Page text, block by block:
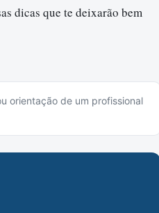
dicas que te deixarão bem
orientação de um profissional